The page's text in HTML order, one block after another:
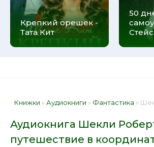
Крепкий орешек -
Тата Кит
50
Книжки »Аудиокниги » Фантастика » Шекли Роберт -
Аудиокнига Шекли
путешествие в